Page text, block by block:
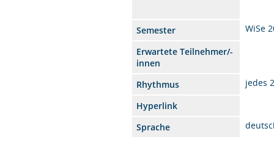
Semester
WiSe
Erwartete Teilnehmer/-
innen
Rhythmus
jedes
Hyperlink
Sprache